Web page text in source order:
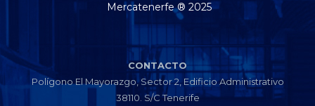
Mercatenerfe ® 2025
CONTACTO
Polígono El Mayorazgo, Sector 2, Edificio Administrativo
38110. S/C Tenerife